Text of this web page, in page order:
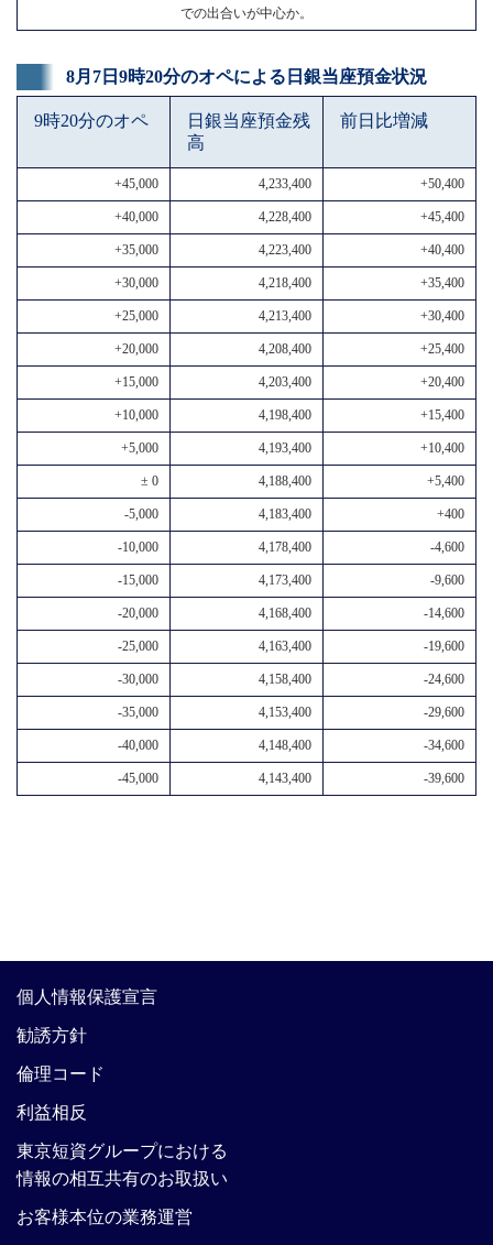
での出合いが中心か。
8月7日9時20分のオペによる日銀当座預金状況
9時20分のオペ
日銀当座預金残
高
前日比増減
+45,000 4,233,400 +50,400
+40,000 4,228,400 +45,400
+35,000 4,223,400 +40,400
+30,000 4,218,400 +35,400
+25,000 4,213,400 +30,400
+20,000 4,208,400 +25,400
+15,000 4,203,400 +20,400
+10,000 4,198,400 +15,400
+5,000 4,193,400 +10,400
± 0 4,188,400 +5,400
-5,000 4,183,400 +400
-10,000 4,178,400 -4,600
-15,000 4,173,400 -9,600
-20,000 4,168,400 -14,600
-25,000 4,163,400 -19,600
-30,000 4,158,400 -24,600
-35,000 4,153,400 -29,600
-40,000 4,148,400 -34,600
-45,000 4,143,400 -39,600
個人情報保護宣言
勧誘方針
倫理コード
利益相反
東京短資グループにおける
情報の相互共有のお取扱い
お客様本位の業務運営